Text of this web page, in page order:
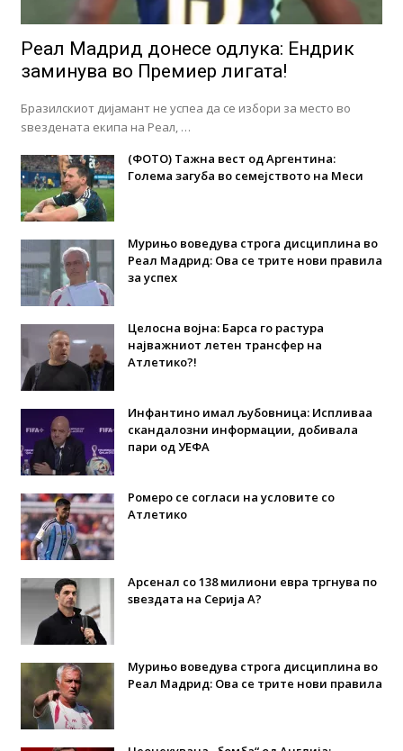
Реал Мадрид донесе одлука: Eндрик
заминува во Премиер лигата!
Бразилскиот дијамант не успеа да се избори за место во
ѕвездената екипа на Реал, …
(ФОТО) Тажна вест од Аргентина:
Голема загуба во семејството на Меси
Мурињо воведува строга дисциплина во
Реал Мадрид: Ова се трите нови правила
за успех
Целосна војна: Барса го растура
најважниот летен трансфер на
Атлетико?!
Инфантино имал љубовница: Испливаа
скандалозни информации, добивала
пари од УЕФА
Ромеро се согласи на условите со
Атлетико
Арсенал со 138 милиони евра тргнува по
ѕвездата на Серија А?
Мурињо воведува строга дисциплина во
Реал Мадрид: Ова се трите нови правила